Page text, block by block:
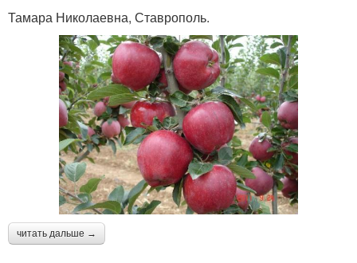
Тамара Николаевна, Ставрополь.
читать дальше →